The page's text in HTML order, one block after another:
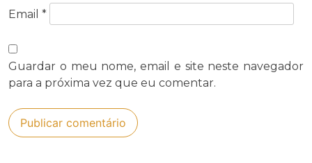
Email *
Guardar o meu nome, email e site neste navegador
para a próxima vez que eu comentar.